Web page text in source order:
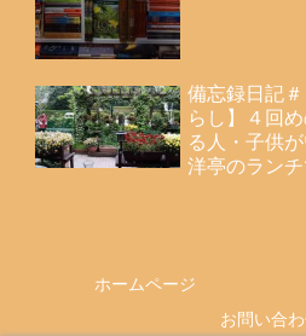
備忘録日記
らし】４回
る人・子供
洋亭のラン
ホームページ
お問い合